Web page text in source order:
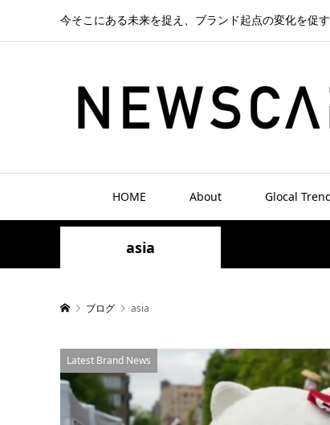
今そこにある未来を捉え、ブランド起点の変化を促
HOME About Glocal
asia
ブログ asia
Latest Brand News